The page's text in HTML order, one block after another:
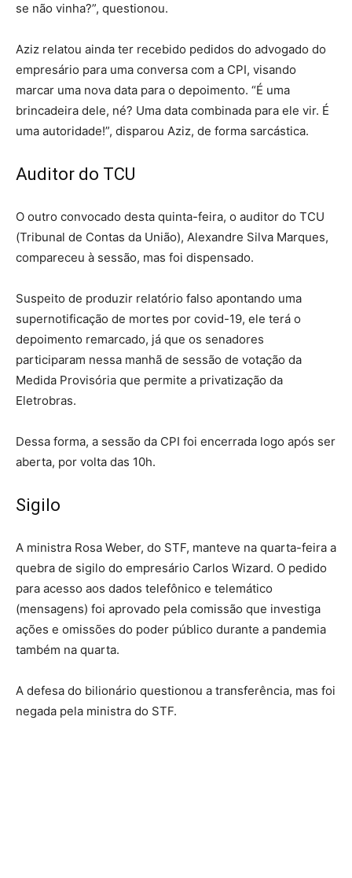
se não vinha?”, questionou.
Aziz relatou ainda ter recebido pedidos do advogado do
empresário para uma conversa com a CPI, visando
marcar uma nova data para o depoimento. “É uma
brincadeira dele, né? Uma data combinada para ele vir. É
uma autoridade!”, disparou Aziz, de forma sarcástica.
Auditor do TCU
O outro convocado desta quinta-feira, o auditor do TCU
(Tribunal de Contas da União), Alexandre Silva Marques,
compareceu à sessão, mas foi dispensado.
Suspeito de produzir relatório falso apontando uma
supernotificação de mortes por covid-19, ele terá o
depoimento remarcado, já que os senadores
participaram nessa manhã de sessão de votação da
Medida Provisória que permite a privatização da
Eletrobras.
Dessa forma, a sessão da CPI foi encerrada logo após ser
aberta, por volta das 10h.
Sigilo
A ministra Rosa Weber, do STF, manteve na quarta-feira a
quebra de sigilo do empresário Carlos Wizard. O pedido
para acesso aos dados telefônico e telemático
(mensagens) foi aprovado pela comissão que investiga
ações e omissões do poder público durante a pandemia
também na quarta.
A defesa do bilionário questionou a transferência, mas foi
negada pela ministra do STF.